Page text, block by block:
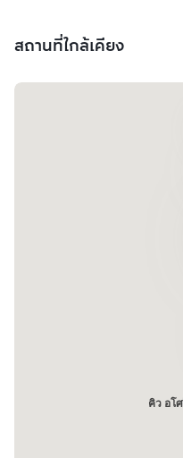
สถานที่ใกล้เคียง
คิว อโ